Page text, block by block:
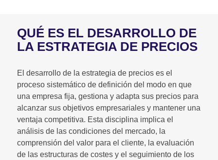
QUÉ ES EL DESARROLLO DE
LA ESTRATEGIA DE PRECIOS
El desarrollo de la estrategia de precios es el
proceso sistemático de definición del modo en que
una empresa fija, gestiona y adapta sus precios para
alcanzar sus objetivos empresariales y mantener una
ventaja competitiva. Esta disciplina implica el
análisis de las condiciones del mercado, la
comprensión del valor para el cliente, la evaluación
de las estructuras de costes y el seguimiento de los